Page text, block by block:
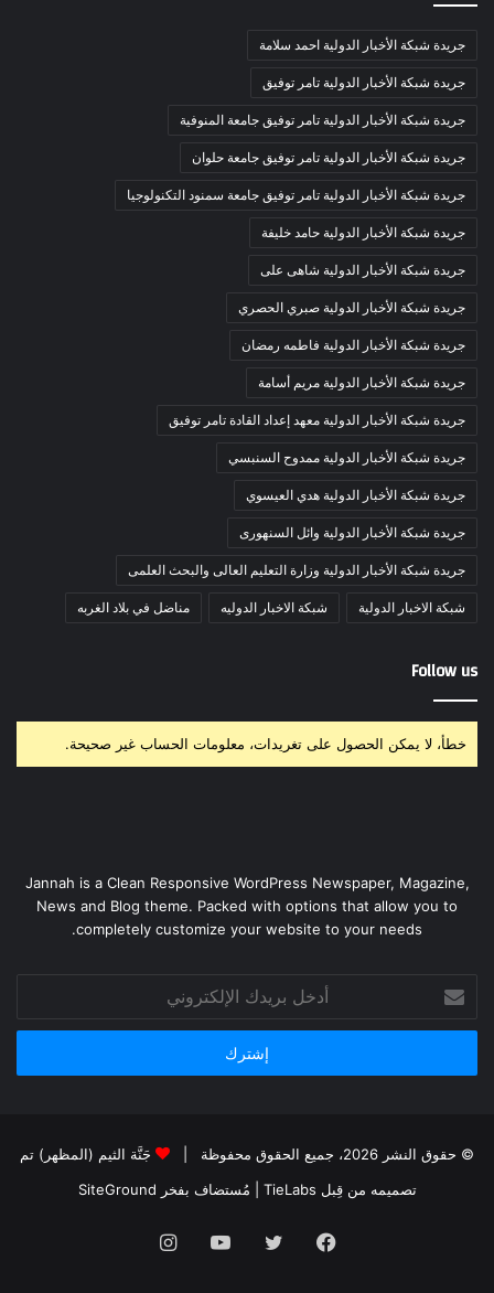
جريدة شبكة الأخبار الدولية احمد سلامة
جريدة شبكة الأخبار الدولية تامر توفيق
جريدة شبكة الأخبار الدولية تامر توفيق جامعة المنوفية
جريدة شبكة الأخبار الدولية تامر توفيق جامعة حلوان
جريدة شبكة الأخبار الدولية تامر توفيق جامعة سمنود التكنولوجيا
جريدة شبكة الأخبار الدولية حامد خليفة
جريدة شبكة الأخبار الدولية شاهى على
جريدة شبكة الأخبار الدولية صبري الحصري
جريدة شبكة الأخبار الدولية فاطمه رمضان
جريدة شبكة الأخبار الدولية مريم أسامة
جريدة شبكة الأخبار الدولية معهد إعداد القادة تامر توفيق
جريدة شبكة الأخبار الدولية ممدوح السنبسي
جريدة شبكة الأخبار الدولية هدي العيسوي
جريدة شبكة الأخبار الدولية وائل السنهورى
جريدة شبكة الأخبار الدولية وزارة التعليم العالى والبحث العلمى
شبكة الاخبار الدولية شبكة الاخبار الدوليه مناضل في بلاد الغربه
Follow us
خطأ، لا يمكن الحصول على تغريدات، معلومات الحساب غير صحيحة.
Jannah is a Clean Responsive WordPress Newspaper, Magazine,
News and Blog theme. Packed with options that allow you to
completely customize your website to your needs.
بريدك
الإلكتروني
© حقوق النشر 2026، جميع الحقوق محفوظة |
جَنَّة الثيم (المظهر) تم
تصميمه من قِبل TieLabs
| مُستضاف بفخر SiteGround
فيسبوك تويتر يوتيوبانستقرام